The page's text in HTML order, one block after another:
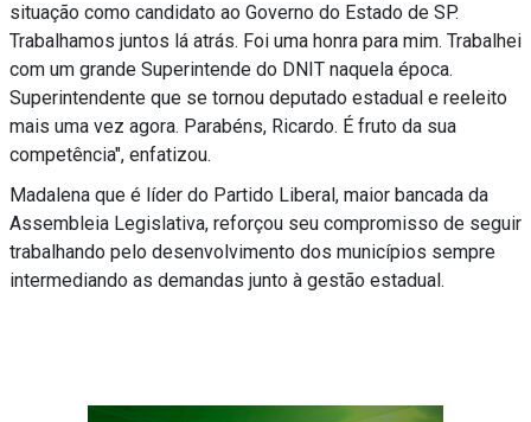
situação como candidato ao Governo do Estado de SP.
Trabalhamos juntos lá atrás. Foi uma honra para mim. Trabalhei
com um grande Superintende do DNIT naquela época.
Superintendente que se tornou deputado estadual e reeleito
mais uma vez agora. Parabéns, Ricardo. É fruto da sua
competência", enfatizou.
Madalena que é líder do Partido Liberal, maior bancada da
Assembleia Legislativa, reforçou seu compromisso de seguir
trabalhando pelo desenvolvimento dos municípios sempre
intermediando as demandas junto à gestão estadual.